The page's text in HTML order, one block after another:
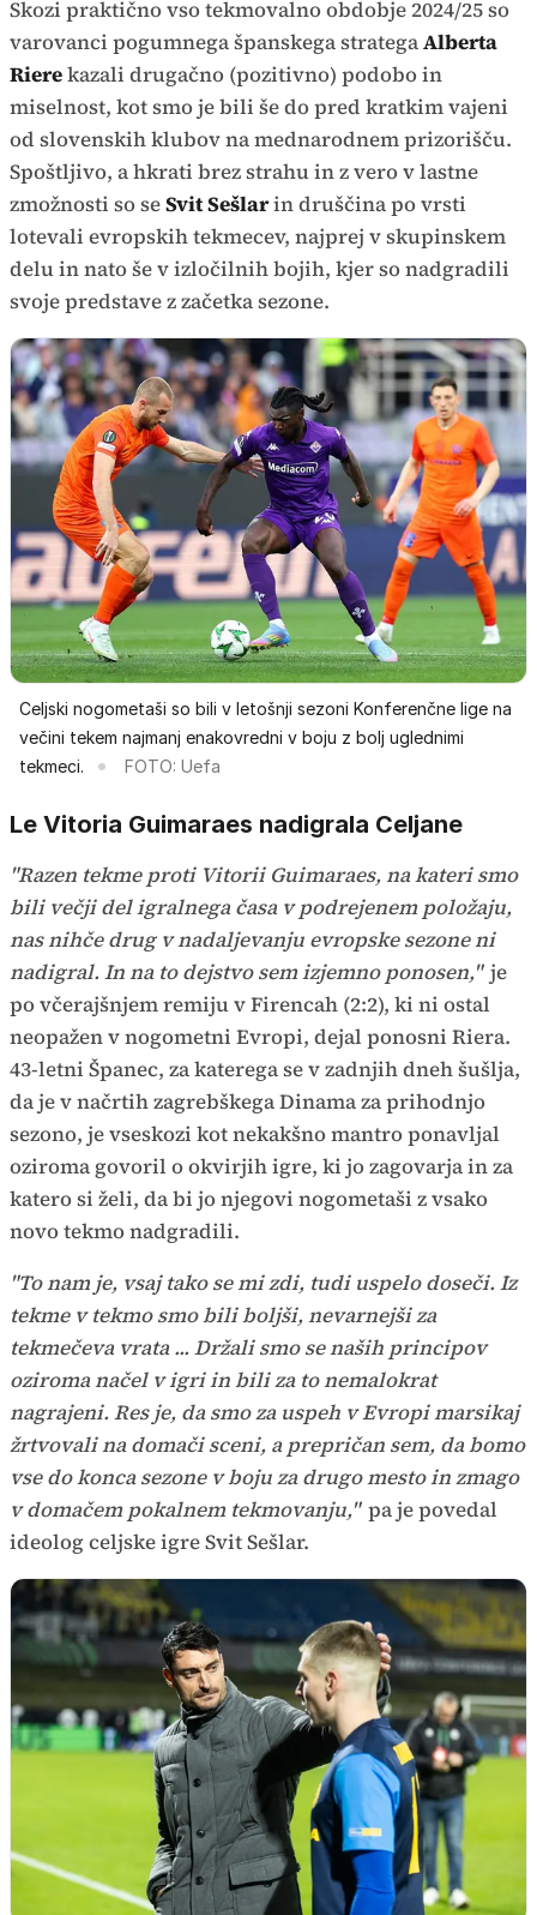
Skozi praktično vso tekmovalno obdobje 2024/25 so
varovanci pogumnega španskega strategaAlberta
Rierekazali drugačno (pozitivno) podobo in
miselnost, kot smo je bili še do pred kratkim vajeni
od slovenskih klubov na mednarodnem prizorišču.
Spoštljivo, a hkrati brez strahu in z vero v lastne
zmožnosti so seSvit Sešlarin druščina po vrsti
lotevali evropskih tekmecev, najprej v skupinskem
delu in nato še v izločilnih bojih, kjer so nadgradili
svoje predstave z začetka sezone.
Celjski nogometaši so bili v letošnji sezoni Konferenčne lige na
večini tekem najmanj enakovredni v boju z bolj uglednimi
tekmeci.
FOTO: Uefa
Le Vitoria Guimaraes nadigrala Celjane
"Razen tekme proti Vitorii Guimaraes, na kateri smo
bili večji del igralnega časa v podrejenem položaju,
nas nihče drug v nadaljevanju evropske sezone ni
nadigral. In na to dejstvo sem izjemno ponosen," je
po včerajšnjem remiju v Firencah (2:2), ki ni ostal
neopažen v nogometni Evropi, dejal ponosni Riera.
43-letni Španec, za katerega se v zadnjih dneh šušlja,
da je v načrtih zagrebškega Dinama za prihodnjo
sezono, je vseskozi kot nekakšno mantro ponavljal
oziroma govoril o okvirjih igre, ki jo zagovarja in za
katero si želi, da bi jo njegovi nogometaši z vsako
novo tekmo nadgradili.
"To nam je, vsaj tako se mi zdi, tudi uspelo doseči. Iz
tekme v tekmo smo bili boljši, nevarnejši za
tekmečeva vrata ... Držali smo se naših principov
oziroma načel v igri in bili za to nemalokrat
nagrajeni. Res je, da smo za uspeh v Evropi marsikaj
žrtvovali na domači sceni, a prepričan sem, da bomo
vse do konca sezone v boju za drugo mesto in zmago
v domačem pokalnem tekmovanju," pa je povedal
ideolog celjske igre Svit Sešlar.